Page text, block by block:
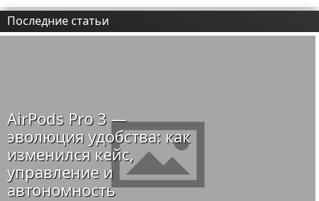
Последние статьи
AirPods Pro 3 —
эволюция удобства: как
изменился кейс,
управление и
автономность